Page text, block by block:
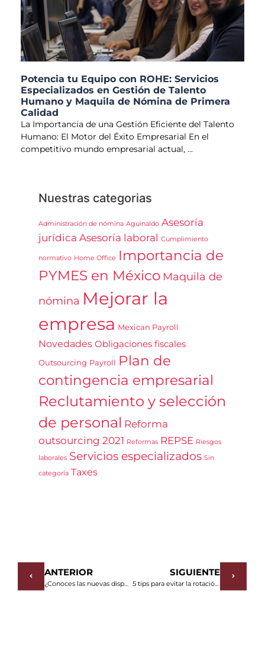
Potencia tu Equipo con ROHE: Servicios
Especializados en Gestión de Talento
Humano y Maquila de Nómina de Primera
Calidad
La Importancia de una Gestión Eficiente del Talento
Humano: El Motor del Éxito Empresarial En el
competitivo mundo empresarial actual,
Nuestras categorias
Administración de nómina Aguinaldo Asesoría
jurídica Asesoría laboral Cumplimiento
normativo Home Office Importancia de
PYMES en México Maquila de
nómina Mejorar la
empresa Mexican Payroll
Novedades Obligaciones fiscales
Outsourcing Payroll Plan de
contingencia empresarial
Reclutamiento y selección
de personal Reforma
outsourcing 2021 Reformas REPSE Riesgos
laborales Servicios especializados Sin
categoría Taxes
ANTERIOR SIGUIENTE
5 tips para evitar la rotación de personal excesiva dentro de tu empresa